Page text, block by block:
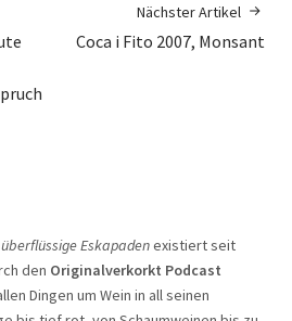
Nächster Artikel
Coca i Fito 2007, Monsant
Eskapadenexistiert seit
den Originalverkorkt Podcast
Dingen um Wein in all seinen